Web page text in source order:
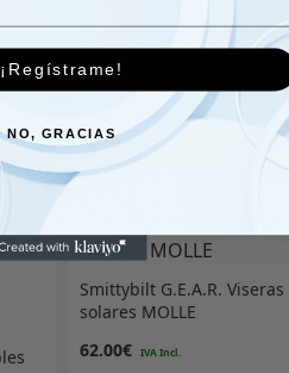
eléctrico/calefaccionado
178.00
Añadir al carrito
Smittybilt G.E.A.R. Viseras
solares MOLLE
62.00€
¡Regístrame!
NO, GRACIAS